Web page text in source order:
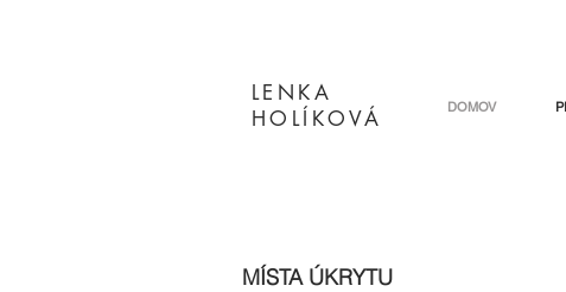
LENKA
HOLÍKOVÁ
DOMOV
MÍSTA ÚKRYTU